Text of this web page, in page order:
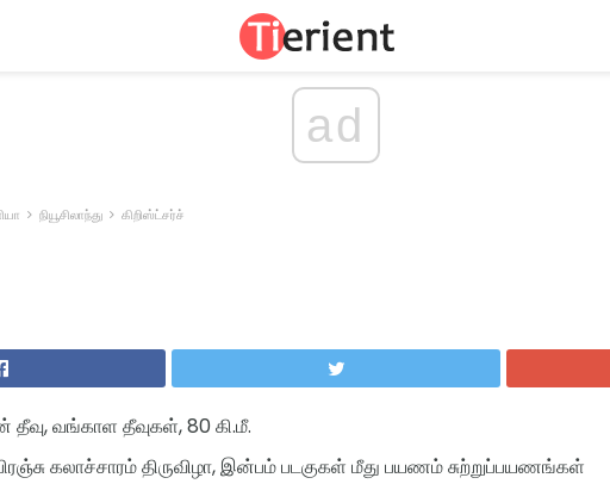
ad
நியூசிலாந்து கிறிஸ்ட்சர்ச்
தீவு, வங்காள தீவுகள், 80 கி.மீ.
கலாச்சாரம் திருவிழா, இன்பம் படகுகள் மீது பயணம் சுற்றுப்பயணங்கள்